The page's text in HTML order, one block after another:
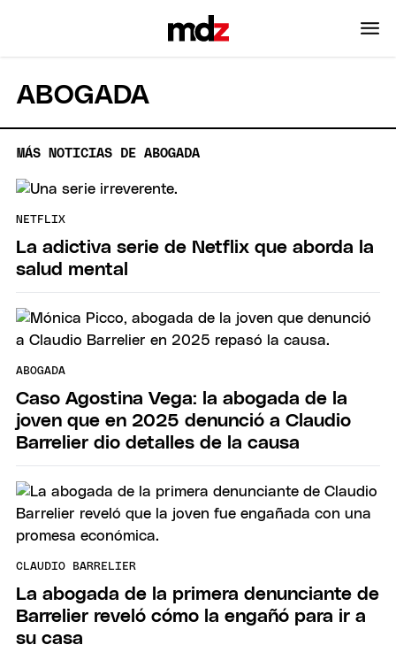
ABOGADA
MÁS NOTICIAS DE ABOGADA
NETFLIX
La adictiva serie de Netflix que aborda la
salud mental
ABOGADA
Caso Agostina Vega: la abogada de la
joven que en 2025 denunció a Claudio
Barrelier dio detalles de la causa
CLAUDIO BARRELIER
La abogada de la primera denunciante de
Barrelier reveló cómo la engañó para ir a
su casa